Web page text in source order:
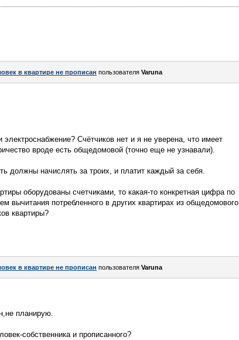
в квартире не прописан пользователя Varuna
Счётчиков нет и я не уверена, что имеет
вроде есть общедомовой (точно еще не узнавали).
должны начислять за троих, и платит каждый за себя.
оборудованы счетчиками, то какая-то конкретная цифра по
вычитания потребленного в других квартирах из общедомового
квартиры?
в квартире не прописан пользователя Varuna
планирую.
собственника и прописанного?